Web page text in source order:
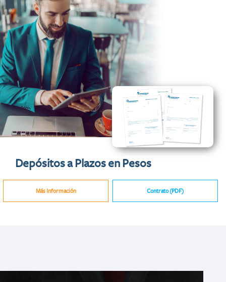
Depósitos a Plazos en Pesos
Más Información Contrato (PDF)